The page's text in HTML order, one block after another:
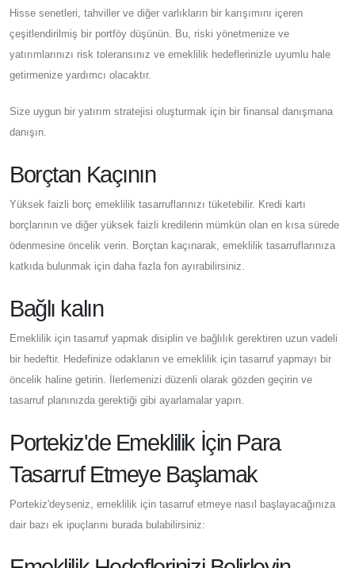
Hisse senetleri, tahviller ve diğer varlıkların bir karışımını içeren
çeşitlendirilmiş bir portföy düşünün. Bu, riski yönetmenize ve
yatırımlarınızı risk toleransınız ve emeklilik hedeflerinizle uyumlu hale
getirmenize yardımcı olacaktır.
Size uygun bir yatırım stratejisi oluşturmak için bir finansal danışmana
danışın.
Borçtan Kaçının
Yüksek faizli borç emeklilik tasarruflarınızı tüketebilir. Kredi kartı
borçlarının ve diğer yüksek faizli kredilerin mümkün olan en kısa sürede
ödenmesine öncelik verin. Borçtan kaçınarak, emeklilik tasarruflarınıza
katkıda bulunmak için daha fazla fon ayırabilirsiniz.
Bağlı kalın
Emeklilik için tasarruf yapmak disiplin ve bağlılık gerektiren uzun vadeli
bir hedeftir. Hedefinize odaklanın ve emeklilik için tasarruf yapmayı bir
öncelik haline getirin. İlerlemenizi düzenli olarak gözden geçirin ve
tasarruf planınızda gerektiği gibi ayarlamalar yapın.
Portekiz'de Emeklilik İçin Para
Tasarruf Etmeye Başlamak
Portekiz'deyseniz, emeklilik için tasarruf etmeye nasıl başlayacağınıza
dair bazı ek ipuçlarını burada bulabilirsiniz: